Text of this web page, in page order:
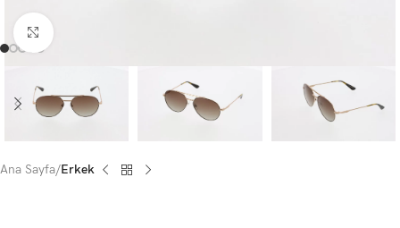
Ana Sayfa Erkek